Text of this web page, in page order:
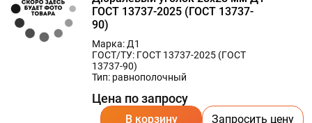
ГОСТ 13737-2025 (ГОСТ 13737-
90)
Марка: Д1
ГОСТ/ТУ: ГОСТ 13737-2025 (ГОСТ
13737-90)
Тип: равнополочный
Цена по запросу
В корзину Запросить цену